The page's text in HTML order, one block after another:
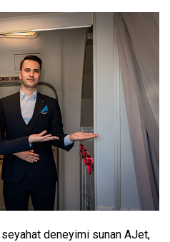
deneyimi sunan AJet,